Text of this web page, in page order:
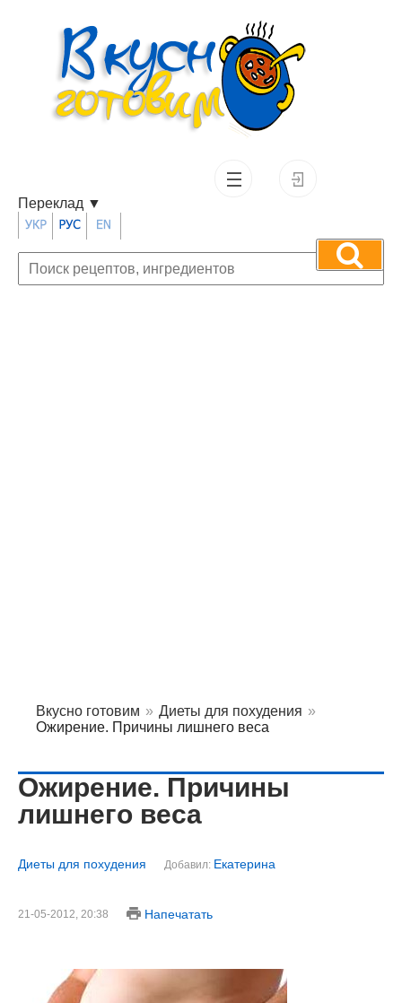
Переклад ▼
Вкусно готовим » Диеты для похудения »
Ожирение. Причины лишнего веса
Ожирение. Причины
лишнего веса
Диеты для похудения Добавил: Екатерина
21-05-2012, 20:38 Напечатать